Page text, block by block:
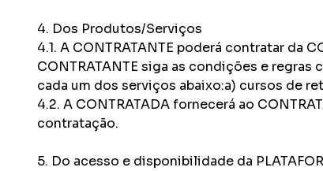
4. Dos Produtos/Serviços
4.1. A CONTRATANTE poderá contratar da
CONTRATANTE siga as condições e
cada um dos serviços abaixo:a) cursos de
4.2. A CONTRATADA fornecerá ao
contratação.
5. Do acesso e disponibilidade da